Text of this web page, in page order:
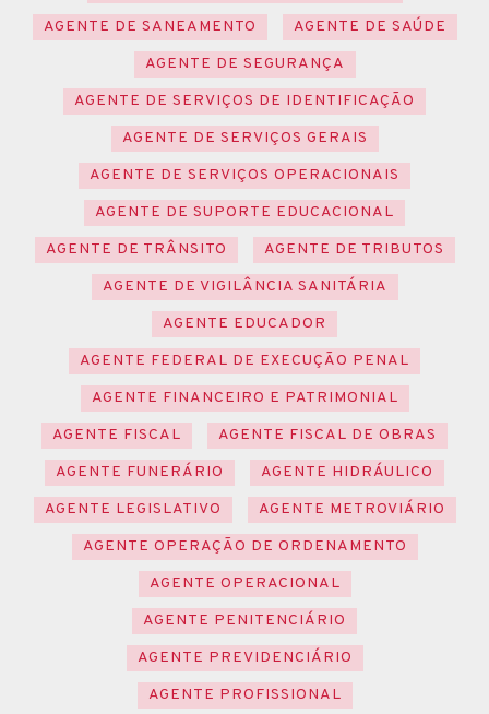
AGENTE DE SANEAMENTO
AGENTE DE SAÚDE
AGENTE DE SEGURANÇA
AGENTE DE SERVIÇOS DE IDENTIFICAÇÃO
AGENTE DE SERVIÇOS GERAIS
AGENTE DE SERVIÇOS OPERACIONAIS
AGENTE DE SUPORTE EDUCACIONAL
AGENTE DE TRÂNSITO
AGENTE DE TRIBUTOS
AGENTE DE VIGILÂNCIA SANITÁRIA
AGENTE EDUCADOR
AGENTE FEDERAL DE EXECUÇÃO PENAL
AGENTE FINANCEIRO E PATRIMONIAL
AGENTE FISCAL
AGENTE FISCAL DE OBRAS
AGENTE FUNERÁRIO
AGENTE HIDRÁULICO
AGENTE LEGISLATIVO
AGENTE METROVIÁRIO
AGENTE OPERAÇÃO DE ORDENAMENTO
AGENTE OPERACIONAL
AGENTE PENITENCIÁRIO
AGENTE PREVIDENCIÁRIO
AGENTE PROFISSIONAL